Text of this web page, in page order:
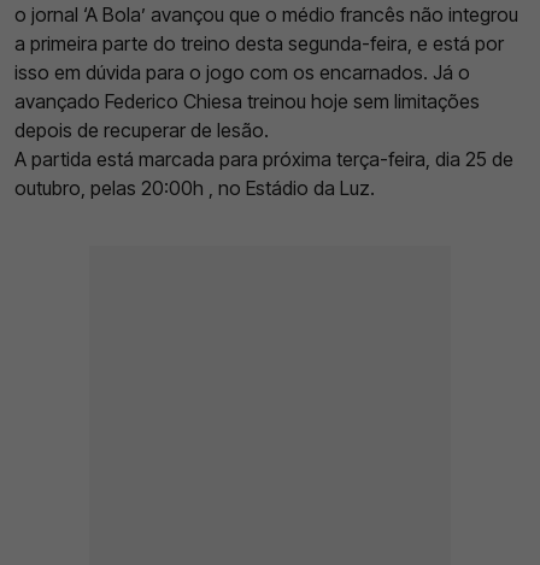
o jornal ‘A Bola’ avançou que o médio francês não integrou
a primeira parte do treino desta segunda-feira, e está por
isso em dúvida para o jogo com os encarnados. Já o
avançado Federico Chiesa treinou hoje sem limitações
depois de recuperar de lesão.
A partida está marcada para próxima terça-feira, dia 25 de
outubro, pelas 20:00h , no Estádio da Luz.